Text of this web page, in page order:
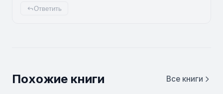
Ответить
Похожие книги Все книги